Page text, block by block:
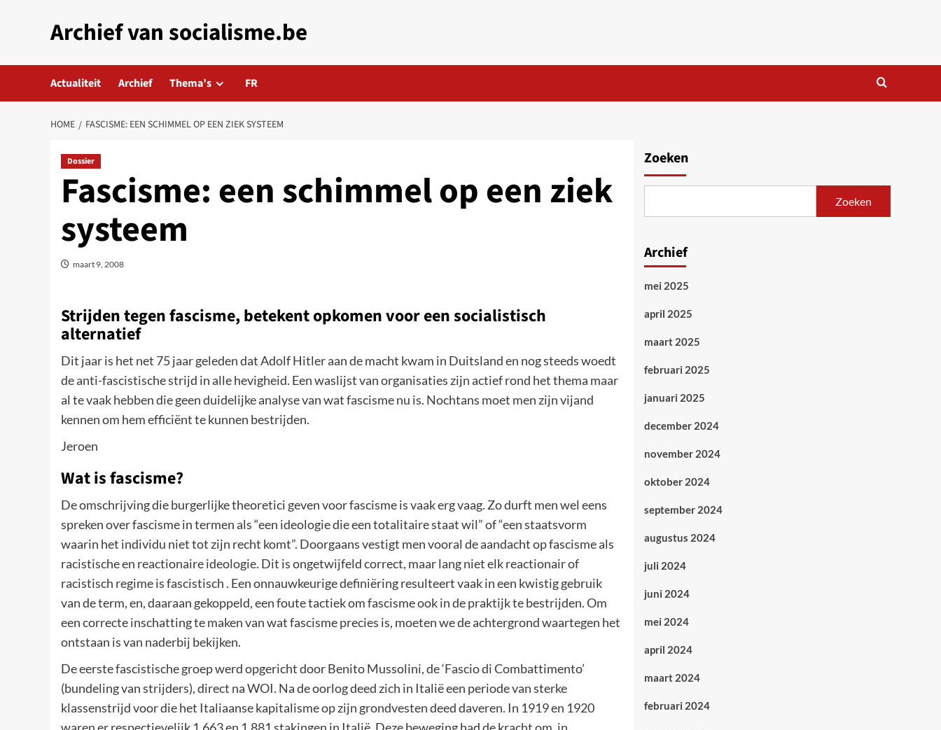
Archief van socialisme.be
Actualiteit Archief Thema’s FR
HOME FASCISME: EEN SCHIMMEL OP EEN ZIEK SYSTEEM
Dossier
Fascisme: een schimmel op een ziek
systeem
maart 9, 2008
Strijden tegen fascisme, betekent opkomen voor een socialistisch
alternatief
Dit jaar is het net 75 jaar geleden dat Adolf Hitler aan de macht kwam in Duitsland en nog steeds woedt
de anti-fascistische strijd in alle hevigheid. Een waslijst van organisaties zijn actief rond het thema maar
al te vaak hebben die geen duidelijke analyse van wat fascisme nu is. Nochtans moet men zijn vijand
kennen om hem efficiënt te kunnen bestrijden.
Jeroen
Wat is fascisme?
De omschrijving die burgerlijke theoretici geven voor fascisme is vaak erg vaag. Zo durft men wel eens
spreken over fascisme in termen als “een ideologie die een totalitaire staat wil” of “een staatsvorm
waarin het individu niet tot zijn recht komt”. Doorgaans vestigt men vooral de aandacht op fascisme als
racistische en reactionaire ideologie. Dit is ongetwijfeld correct, maar lang niet elk reactionair of
racistisch regime is fascistisch . Een onnauwkeurige definiëring resulteert vaak in een kwistig gebruik
van de term, en, daaraan gekoppeld, een foute tactiek om fascisme ook in de praktijk te bestrijden. Om
een correcte inschatting te maken van wat fascisme precies is, moeten we de achtergrond waartegen het
ontstaan is van naderbij bekijken.
De eerste fascistische groep werd opgericht door Benito Mussolini, de ‘Fascio di Combattimento’
(bundeling van strijders), direct na WOI. Na de oorlog deed zich in Italië een periode van sterke
klassenstrijd voor die het Italiaanse kapitalisme op zijn grondvesten deed daveren. In 1919 en 1920
Zoeken
Zoeken
Archief
mei 2025
april 2025
maart 2025
februari 2025
januari 2025
december 2024
november 2024
oktober 2024
september 2024
augustus 2024
juli 2024
juni 2024
mei 2024
april 2024
maart 2024
februari 2024